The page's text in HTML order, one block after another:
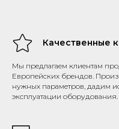
Качественные
Мы предлагаем клиентам
Европейских брендов.
нужных параметров, дадим
эксплуатации оборудования.